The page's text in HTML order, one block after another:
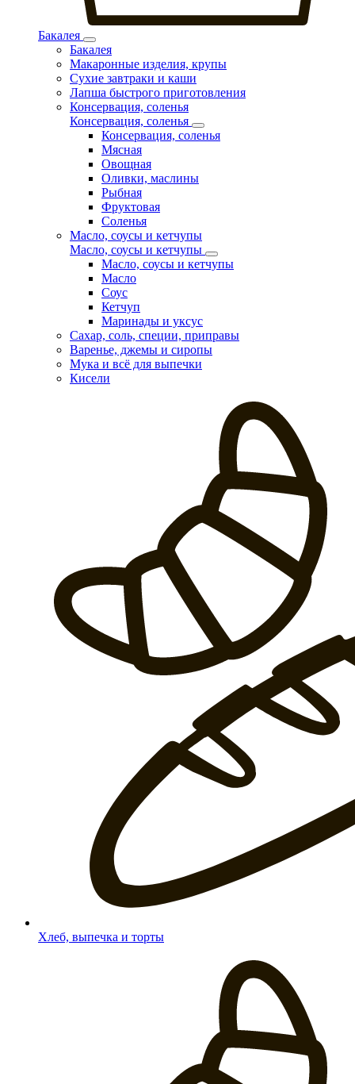
Бакалея
Бакалея
Макаронные изделия, крупы
Сухие завтраки и каши
Лапша быстрого приготовления
Консервация, соленья
Консервация, соленья
Консервация, соленья
Мясная
Овощная
Оливки, маслины
Рыбная
Фруктовая
Соленья
Масло, соусы и кетчупы
Масло, соусы и кетчупы
Масло, соусы и кетчупы
Масло
Соус
Кетчуп
Маринады и уксус
Сахар, соль, специи, приправы
Варенье, джемы и сиропы
Мука и всё для выпечки
Кисели
Хлеб, выпечка и торты